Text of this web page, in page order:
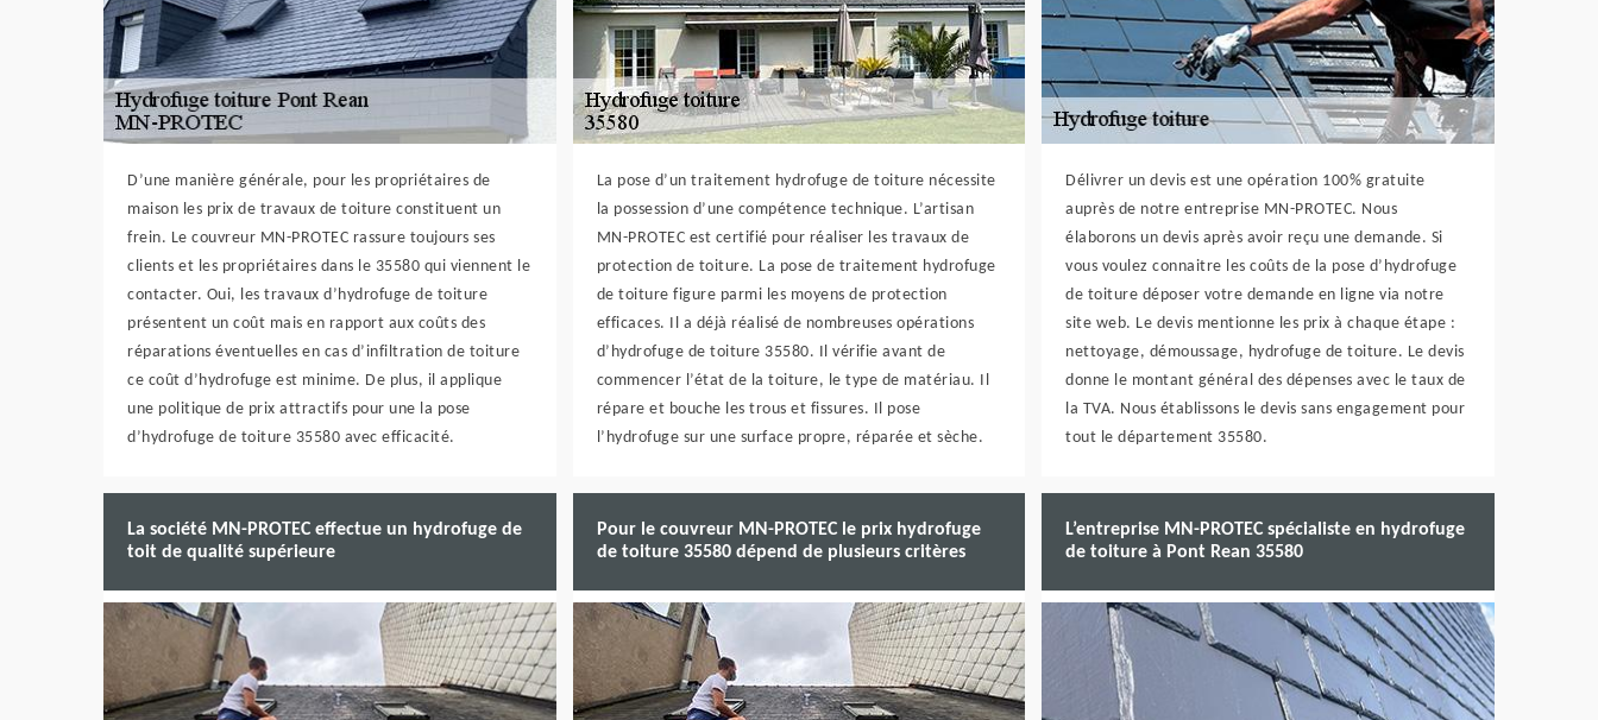
D’une manière générale, pour les propriétaires de
maison les prix de travaux de toiture constituent un
frein. Le couvreur MN-PROTEC rassure toujours ses
clients et les propriétaires dans le 35580 qui viennent le
contacter. Oui, les travaux d’hydrofuge de toiture
présentent un coût mais en rapport aux coûts des
réparations éventuelles en cas d’infiltration de toiture
ce coût d’hydrofuge est minime. De plus, il applique
une politique de prix attractifs pour une la pose
d’hydrofuge de toiture 35580 avec efficacité.
La pose d’un traitement hydrofuge de toiture nécessite
la possession d’une compétence technique. L’artisan
MN-PROTEC est certifié pour réaliser les travaux de
protection de toiture. La pose de traitement hydrofuge
de toiture figure parmi les moyens de protection
efficaces. Il a déjà réalisé de nombreuses opérations
d’hydrofuge de toiture 35580. Il vérifie avant de
commencer l’état de la toiture, le type de matériau. Il
répare et bouche les trous et fissures. Il pose
l’hydrofuge sur une surface propre, réparée et sèche.
Délivrer un devis est une opération 100% gratuite
auprès de notre entreprise MN-PROTEC. Nous
élaborons un devis après avoir reçu une demande. Si
vous voulez connaitre les coûts de la pose d’hydrofuge
de toiture déposer votre demande en ligne via notre
site web. Le devis mentionne les prix à chaque étape :
nettoyage, démoussage, hydrofuge de toiture. Le devis
donne le montant général des dépenses avec le taux de
la TVA. Nous établissons le devis sans engagement pour
tout le département 35580.
La société MN-PROTEC effectue un hydrofuge de
toit de qualité supérieure
Pour le couvreur MN-PROTEC le prix hydrofuge
de toiture 35580 dépend de plusieurs critères
L’entreprise MN-PROTEC spécialiste en hydrofuge
de toiture à Pont Rean 35580